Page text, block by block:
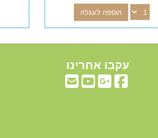
הוספה לעגלה
עקבו אחרינו